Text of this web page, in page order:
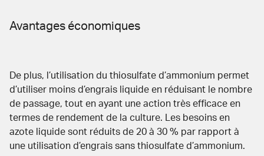
Avantages économiques
De plus, l’utilisation du thiosulfate d’ammonium permet
d’utiliser moins d’engrais liquide en réduisant le nombre
de passage, tout en ayant une action très efficace en
termes de rendement de la culture. Les besoins en
azote liquide sont réduits de 20 à 30 % par rapport à
une utilisation d’engrais sans thiosulfate d’ammonium.